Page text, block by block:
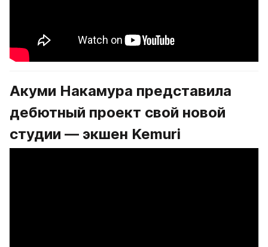
Акуми Накамура представила
дебютный проект свой новой
студии — экшен Kemuri